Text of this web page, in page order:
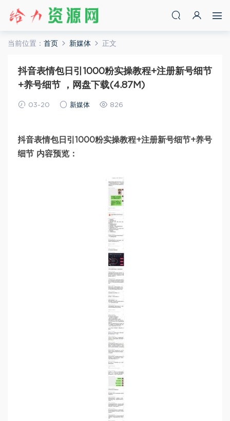
当前位置： 首页 新媒体 正文
抖音表情包日引1000粉实操教程+注册新号细节
+养号细节 ，网盘下载(4.87M)
03-20 新媒体 826
抖音表情包日引1000粉实操教程+注册新号细节+养号
细节 内容预览：